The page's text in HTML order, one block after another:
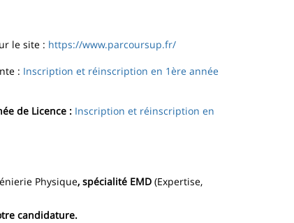
le site : https://www.parcoursup.fr/
: Inscription et réinscription en 1ère année
de Licence : Inscription et réinscription en
Physique, spécialité EMD(Expertise,
candidature.